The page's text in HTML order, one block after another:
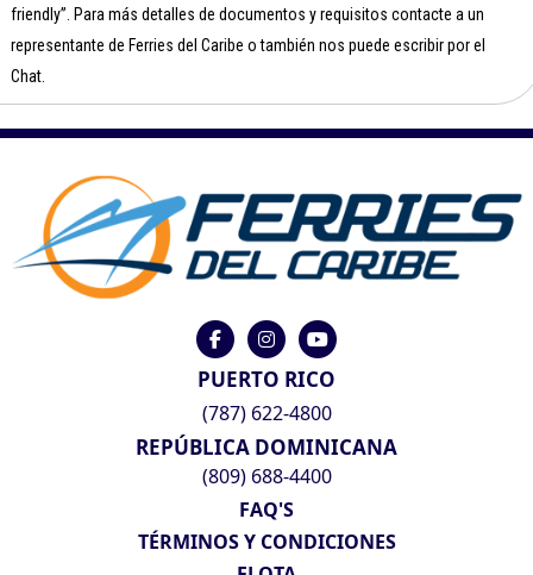
friendly”. Para más detalles de documentos y requisitos contacte a un
representante de Ferries del Caribe o también nos puede escribir por el
Chat.
PUERTO RICO
(787) 622-4800
REPÚBLICA DOMINICANA
(809) 688-4400
FAQ'S
TÉRMINOS Y CONDICIONES